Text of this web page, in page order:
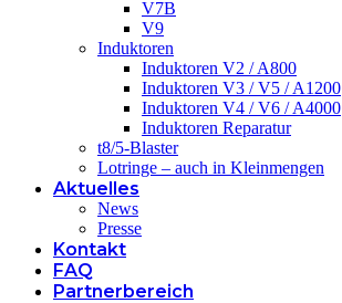
V7B
V9
Induktoren
Induktoren V2 / A800
Induktoren V3 / V5 / A1200
Induktoren V4 / V6 / A4000
Induktoren Reparatur
t8/5-Blaster
Lotringe – auch in Kleinmengen
Aktuelles
News
Presse
Kontakt
FAQ
Partnerbereich